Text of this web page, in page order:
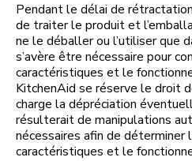
Pendant le délai de
de traiter le produit et
ne le déballer ou l’utiliser que
s’avère être nécessaire pour
caractéristiques et le
KitchenAid se réserve le droit
charge la dépréciation
résulterait de manipulations
nécessaires afin de déterminer
caractéristiques et le